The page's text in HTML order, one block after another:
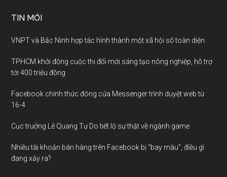
TIN MỚI
VNPT và Bắc Ninh hợp tác hình thành một xã hội số toàn diện
TPHCM khởi động cuộc thi đổi mới sáng tạo nông nghiệp, hỗ trợ
tới 400 triệu đồng
Facebook chính thức đóng cửa Messenger trình duyệt web từ
16-4
Cục trưởng Lê Quang Tự Do tiết lộ sự thật về ngành game
Nhiều tài khoản bán hàng trên Facebook bị “bay màu”, điều gì
đang xảy ra?